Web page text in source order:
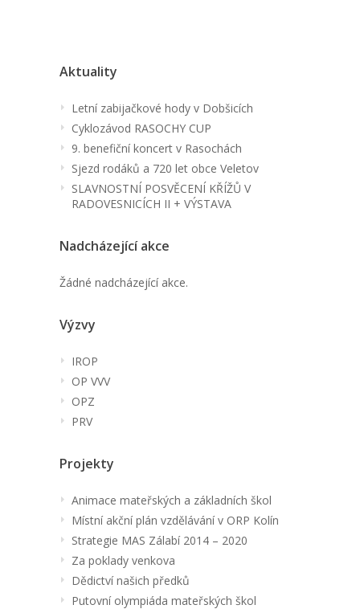
Aktuality
Letní zabijačkové hody v Dobšicích
Cyklozávod RASOCHY CUP
9. benefiční koncert v Rasochách
Sjezd rodáků a 720 let obce Veletov
SLAVNOSTNÍ POSVĚCENÍ KŘÍŽŮ V
RADOVESNICÍCH II + VÝSTAVA
Nadcházející akce
Žádné nadcházející akce.
Výzvy
IROP
OP VVV
OPZ
PRV
Projekty
Animace mateřských a základních škol
Místní akční plán vzdělávání v ORP Kolín
Strategie MAS Zálabí 2014 – 2020
Za poklady venkova
Dědictví našich předků
Putovní olympiáda mateřských škol